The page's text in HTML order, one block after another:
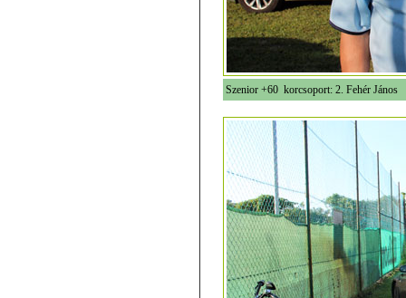
Szenior +60 korcsoport: 2. Fehér János